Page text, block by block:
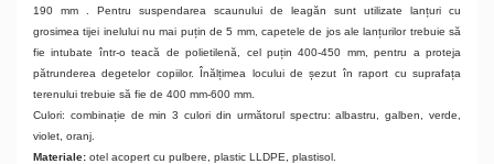
190 mm . Pentru suspendarea scaunului de leagăn sunt utilizate lanțuri cu
grosimea tijei inelului nu mai puțin de 5 mm, capetele de jos ale lanțurilor trebuie să
fie intubate într-o teacă de polietilenă, cel puțin 400-450 mm, pentru a proteja
pătrunderea degetelor copiilor. Înălțimea locului de șezut în raport cu suprafața
terenului trebuie să fie de 400 mm-600 mm.
Culori: combinație de min 3 culori din următorul spectru: albastru, galben, verde,
violet, oranj.
Materiale: otel acopert cu pulbere, plastic LLDPE, plastisol.